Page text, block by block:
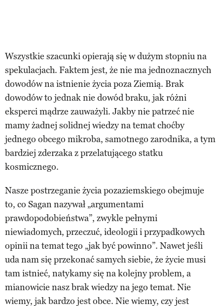
Wszystkie szacunki opierają się w dużym stopniu na
spekulacjach. Faktem jest, że nie ma jednoznacznych
dowodów na istnienie życia poza Ziemią. Brak
dowodów to jednak nie dowód braku, jak różni
eksperci mądrze zauważyli. Jakby nie patrzeć nie
mamy żadnej solidnej wiedzy na temat choćby
jednego obcego mikroba, samotnego zarodnika, a tym
bardziej zderzaka z przelatującego statku
kosmicznego.
Nasze postrzeganie życia pozaziemskiego obejmuje
to, co Sagan nazywał „argumentami
prawdopodobieństwa”, zwykle pełnymi
niewiadomych, przeczuć, ideologii i przypadkowych
opinii na temat tego „jak być powinno”. Nawet jeśli
uda nam się przekonać samych siebie, że życie musi
tam istnieć, natykamy się na kolejny problem, a
mianowicie nasz brak wiedzy na jego temat. Nie
wiemy, jak bardzo jest obce. Nie wiemy, czy jest